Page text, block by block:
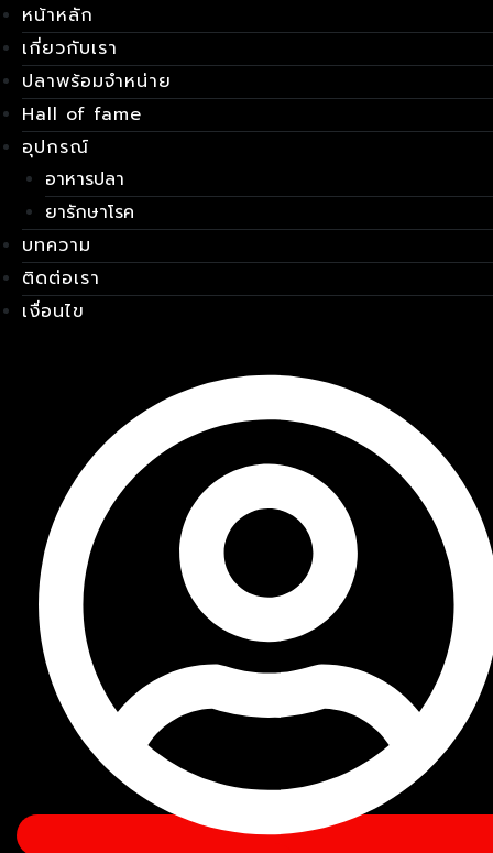
Skip
to
content
หน้าหลัก
เกี่ยวกับเรา
ปลาพร้อมจำหน่าย
Hall of fame
อุปกรณ์
อาหารปลา
ยารักษาโรค
บทความ
ติดต่อเรา
เงื่อนไข
เมนู